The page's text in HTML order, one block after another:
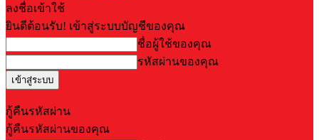
ลงชื่อเข้าใช้
ยินดีต้อนรับ! เข้าสู่ระบบบัญชีของคุณ
ชื่อผู้ใช้ของคุณ
รหัสผ่านของคุณ
กู้คืนรหัสผ่าน
กู้คืนรหัสผ่านของคุณ